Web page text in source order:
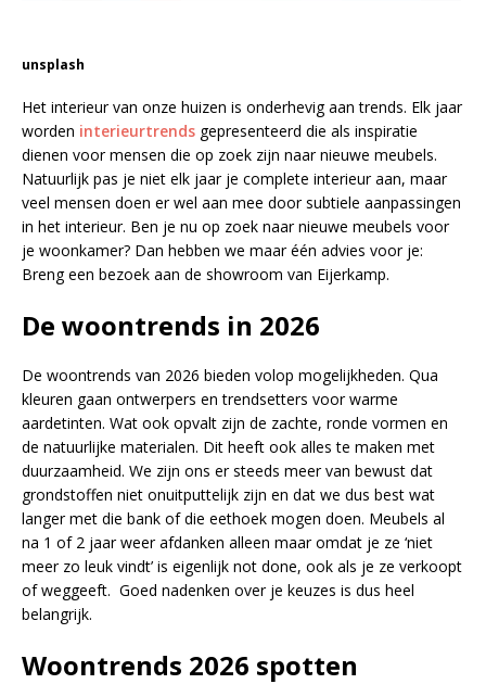
unsplash
Het interieur van onze huizen is onderhevig aan trends. Elk jaar
worden interieurtrends gepresenteerd die als inspiratie
dienen voor mensen die op zoek zijn naar nieuwe meubels.
Natuurlijk pas je niet elk jaar je complete interieur aan, maar
veel mensen doen er wel aan mee door subtiele aanpassingen
in het interieur. Ben je nu op zoek naar nieuwe meubels voor
je woonkamer? Dan hebben we maar één advies voor je:
Breng een bezoek aan de showroom van Eijerkamp.
De woontrends in 2026
De woontrends van 2026 bieden volop mogelijkheden. Qua
kleuren gaan ontwerpers en trendsetters voor warme
aardetinten. Wat ook opvalt zijn de zachte, ronde vormen en
de natuurlijke materialen. Dit heeft ook alles te maken met
duurzaamheid. We zijn ons er steeds meer van bewust dat
grondstoffen niet onuitputtelijk zijn en dat we dus best wat
langer met die bank of die eethoek mogen doen. Meubels al
na 1 of 2 jaar weer afdanken alleen maar omdat je ze ‘niet
meer zo leuk vindt’ is eigenlijk not done, ook als je ze verkoopt
of weggeeft. Goed nadenken over je keuzes is dus heel
belangrijk.
Woontrends 2026 spotten